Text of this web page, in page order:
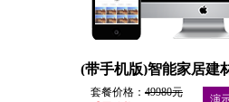
(带手机版)智能家居建
居
套餐价格： 49980元
演